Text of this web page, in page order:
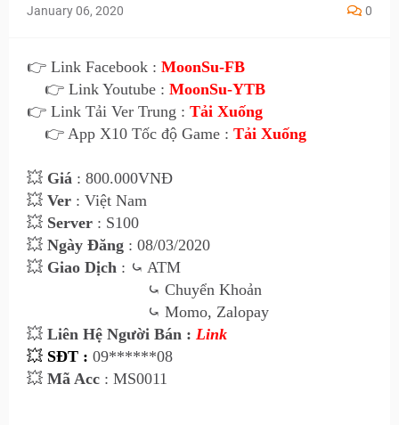
January 06, 2020 0
👉 Link Facebook : MoonSu-FB
👉 Link Youtube : MoonSu-YTB
👉 Link Tải Ver Trung : Tải Xuống
👉 App X10 Tốc độ Game : Tải Xuống
💥 Giá : 800.000VNĐ
💥 Ver : Việt Nam
💥 Server : S100
💥 Ngày Đăng : 08/03/2020
💥 Giao Dịch : ⤿ ATM
⤿ Chuyển Khoản
⤿ Momo, Zalopay
💥 Liên Hệ Người Bán : Link
💥 SĐT : 09******08
💥 Mã Acc : MS0011